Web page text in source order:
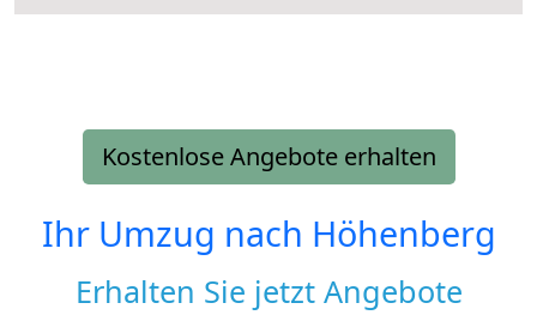
Kostenlose Angebote erhalten
Ihr Umzug nach Höhenberg
Erhalten Sie jetzt Angebote